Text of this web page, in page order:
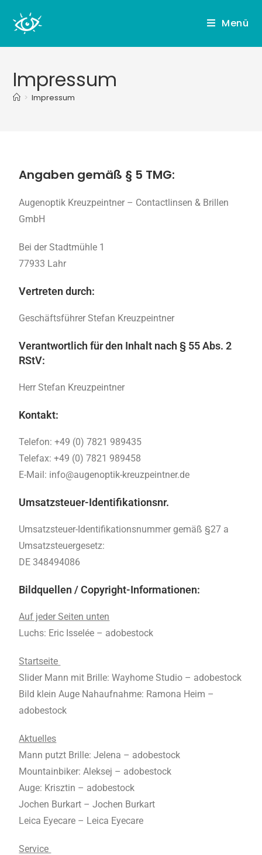
Menü
Impressum
> Impressum
Angaben gemäß § 5 TMG:
Augenoptik Kreuzpeintner – Contactlinsen & Brillen
GmbH
Bei der Stadtmühle 1
77933 Lahr
Vertreten durch:
Geschäftsführer Stefan Kreuzpeintner
Verantwortlich für den Inhalt nach § 55 Abs. 2
RStV:
Herr Stefan Kreuzpeintner
Kontakt:
Telefon: +49 (0) 7821 989435
Telefax: +49 (0) 7821 989458
E-Mail: info@augenoptik-kreuzpeintner.de
Umsatzsteuer-Identifikationsnr.
Umsatzsteuer-Identifikationsnummer gemäß §27 a
Umsatzsteuergesetz:
DE 348494086
Bildquellen / Copyright-Informationen:
Auf jeder Seiten unten
Luchs: Eric Isselée – adobestock
Startseite
Slider Mann mit Brille: Wayhome Studio – adobestock
Bild klein Auge Nahaufnahme: Ramona Heim –
adobestock
Aktuelles
Mann putzt Brille: Jelena – adobestock
Mountainbiker: Aleksej – adobestock
Auge: Krisztin – adobestock
Jochen Burkart – Jochen Burkart
Leica Eyecare – Leica Eyecare
Service